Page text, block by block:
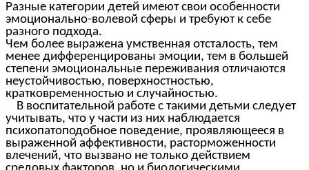
Разные категории детей имеют свои особенности
эмоционально-волевой сферы и требуют к себе
разного подхода.
Чем более выражена умственная отсталость, тем
менее дифференцированы эмоции, тем в большей
степени эмоциональные переживания отличаются
неустойчивостью, поверхностностью,
кратковременностью и случайностью.
В воспитательной работе с такими детьми следует
учитывать, что у части из них наблюдается
психопатоподобное поведение, проявляющееся в
выраженной аффективности, расторможенности
влечений, что вызвано не только действием